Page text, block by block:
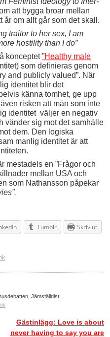
att bygga broar mellan
år om allt går som det skall.
traitor to her sex, I am
hostility than I do”
konceptet”Healthy male
som definieras genom
and publicly valued”. När
identitet blir det
känna tomhet, ge upp
risken att män som inte
identitet väljer en negativ
vänder sig mot det samhälle
dem. Den logiska
manlig identitet är att
mestadels en ”Frågor och
mellan USA och
som Nathansson påpekar
Tumblr Skriv ut
Jämställdist
Gästinlägg: Love is about
never having to say you are